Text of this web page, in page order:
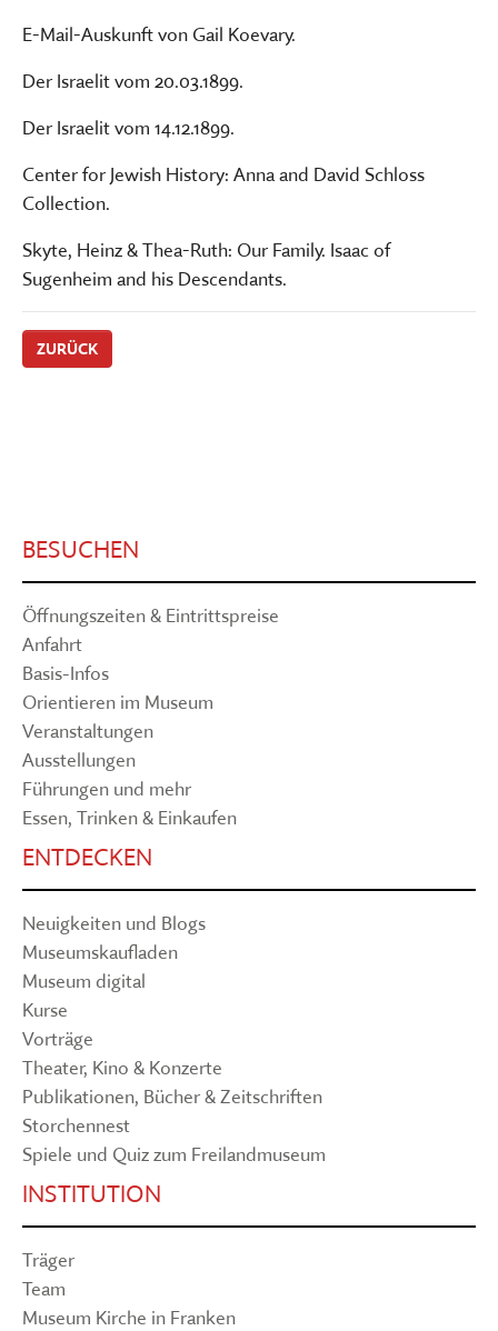
E-Mail-Auskunft von Gail Koevary.
Der Israelit vom 20.03.1899.
Der Israelit vom 14.12.1899.
Center for Jewish History: Anna and David Schloss
Collection.
Skyte, Heinz & Thea-Ruth: Our Family. Isaac of
Sugenheim and his Descendants.
ZURÜCK
BESUCHEN
Öffnungszeiten & Eintrittspreise
Anfahrt
Basis-Infos
Orientieren im Museum
Veranstaltungen
Ausstellungen
Führungen und mehr
Essen, Trinken & Einkaufen
ENTDECKEN
Neuigkeiten und Blogs
Museumskaufladen
Museum digital
Kurse
Vorträge
Theater, Kino & Konzerte
Publikationen, Bücher & Zeitschriften
Storchennest
Spiele und Quiz zum Freilandmuseum
INSTITUTION
Träger
Team
Museum Kirche in Franken